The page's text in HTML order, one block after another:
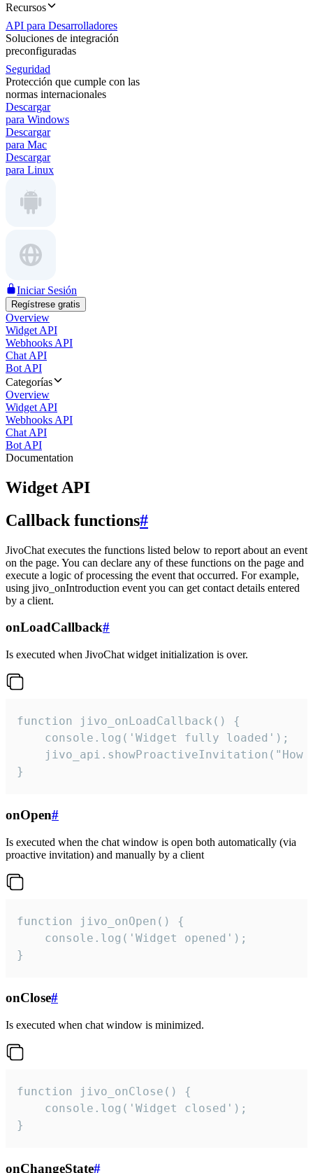
Recursos
API para Desarrolladores
Soluciones de integración
preconfiguradas
Seguridad
Protección que cumple con las
normas internacionales
Descargar
para Windows
Descargar
para Mac
Descargar
para Linux
Iniciar Sesión
Regístrese gratis
Overview
Widget API
Webhooks API
Chat API
Bot API
Categorías
Overview
Widget API
Webhooks API
Chat API
Bot API
Documentation
Widget API
Callback functions#
JivoChat executes the functions listed below to report about an event
on the page. You can declare any of these functions on the page and
execute a logic of processing the event that occurred. For example,
using jivo_onIntroduction event you can get contact details entered
by a client.
onLoadCallback#
Is executed when JivoChat widget initialization is over.
function jivo_onLoadCallback() {
    console.log('Widget fully loaded');
jivo_api.showProactiveInvitation("How
}
onOpen#
Is executed when the chat window is open both automatically (via
proactive invitation) and manually by a client
function jivo_onOpen() {
    console.log('Widget opened');
}
onClose#
Is executed when chat window is minimized.
function jivo_onClose() {
    console.log('Widget closed');
}
onChangeState#